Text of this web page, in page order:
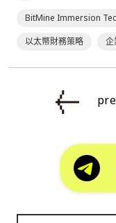
BitMine Immersion
以太幣財務策略
企